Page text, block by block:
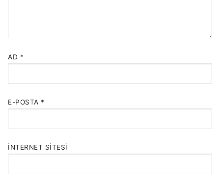
AD *
E-POSTA *
İNTERNET SITESI